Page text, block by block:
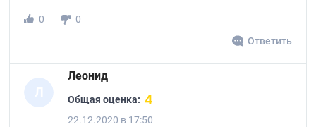
0
0
Ответить
Л
Леонид
Общая оценка: 4
22.12.2020 в 17:50